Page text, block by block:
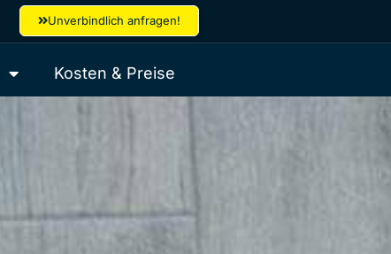
Unverbindlich anfragen!
Kosten & Preise